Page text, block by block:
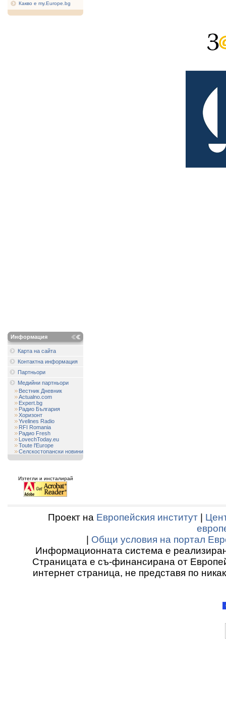
Какво е my.Europe.bg
Информация
Карта на сайта
Контактна информация
Партньори
Медийни партньори
Вестник Дневник
Actualno.com
Expert.bg
Радио България
Хоризонт
Yvelines Radio
RFI Romania
Радио Fresh
LovechToday.eu
Toute l'Europe
Селскостопански новини
Изтегли и инсталирай
Проект на Европейския институт
Общи условия на портал
Информационната система е
Страницата е съ-финансирана от
интернет страница, не представя по